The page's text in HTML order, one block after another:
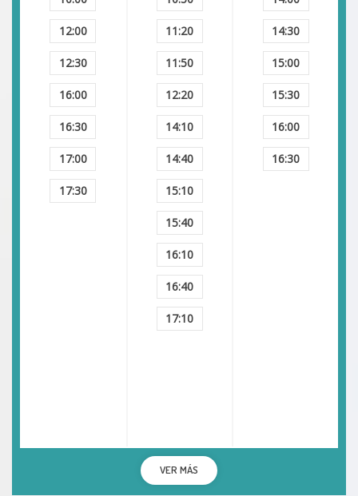
12:00
12:30
16:00
16:30
17:00
17:30
11:20
11:50
12:20
14:10
14:40
15:10
15:40
16:10
16:40
17:10
14:30
15:00
15:30
16:00
16:30
VER MÁS